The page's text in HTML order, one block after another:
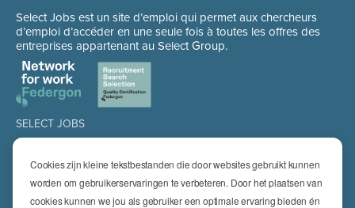
Cookies zijn kleine tekstbestanden die door websites gebruikt kunnen
worden om gebruikerservaringen te verbeteren. Door het plaatsen van
cookies kunnen we jou als gebruiker een optimale ervaring bieden én
Select Jobs est un site d’emploi qui permet aux chercheurs
d’emploi d’accéder en une seule fois à toutes les offres des
entreprises appartenant au Select Group.
SELECT JOBS
Jobs et offres d'emploi actuels
Jobalert
DOMAINES